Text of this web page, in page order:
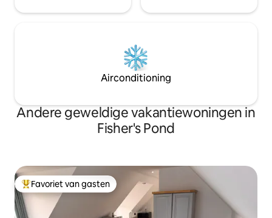
Airconditioning
Andere geweldige vakantiewoningen in
Fisher's Pond
Topfavoriet van gasten
Favoriet van gasten